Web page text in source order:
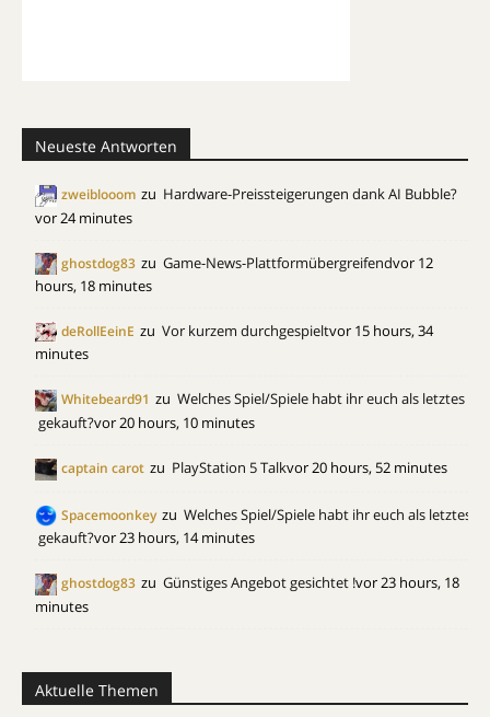
Neueste Antworten
zweiblooom zu Hardware-Preissteigerungen dank AI Bubble?
vor 24 minutes
ghostdog83 zu Game-News-Plattformübergreifendvor 12
hours, 18 minutes
deRollEeinE zu Vor kurzem durchgespieltvor 15 hours, 34
minutes
Whitebeard91 zu Welches Spiel/Spiele habt ihr euch als letztes
gekauft?vor 20 hours, 10 minutes
captain carot zu PlayStation 5 Talkvor 20 hours, 52 minutes
Spacemoonkey zu Welches Spiel/Spiele habt ihr euch als letztes
gekauft?vor 23 hours, 14 minutes
ghostdog83 zu Günstiges Angebot gesichtet !vor 23 hours, 18
minutes
Aktuelle Themen